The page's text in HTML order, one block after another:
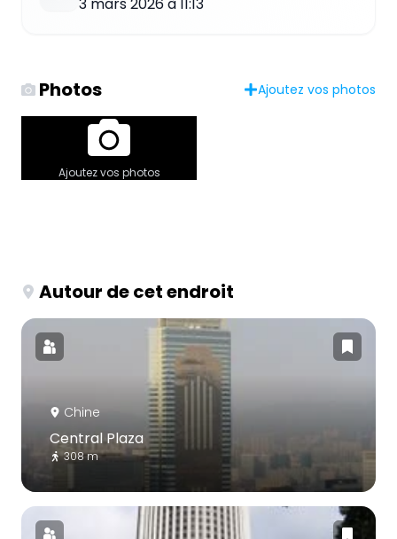
Photos Ajoutez vos photos
Ajoutez vos photos
Autour de cet endroit
Chine
Central Plaza
308 m